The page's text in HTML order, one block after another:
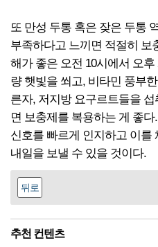
또 만성 두통 혹은 잦은 두통
부족하다고 느끼면 적절히 보
해가 좋은 오전 10시에서 오
량 햇빛을 쐬고, 비타민 풍부
른자, 저지방 요구르트들을
면 보충제를 복용하는 게 좋
신호를 빠르게 인지하고 이를
내일을 보낼 수 있을 것이다.
뒤로
추천 컨텐츠